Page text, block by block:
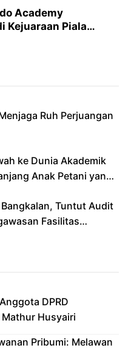
Academy
Kejuaraan Piala
Ruh Perjuangan
ke Dunia Akademik
Anak Petani yang
Bangkalan, Tuntut Audit
Fasilitas
DPRD
Husyairi
Pribumi: Melawan